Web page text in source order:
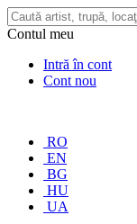
Contul meu
Intră în cont
Cont nou
RO
EN
BG
HU
UA